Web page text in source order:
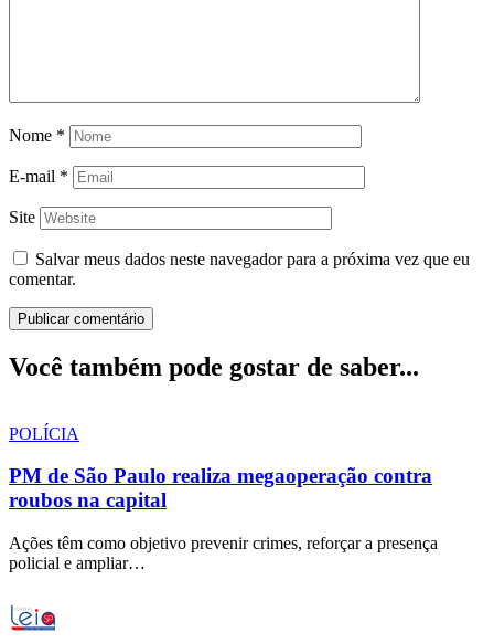
Nome *
E-mail *
Site
Salvar meus dados neste navegador para a próxima vez que eu
comentar.
Você também pode gostar de saber...
POLÍCIA
PM de São Paulo realiza megaoperação contra
roubos na capital
Ações têm como objetivo prevenir crimes, reforçar a presença
policial e ampliar…